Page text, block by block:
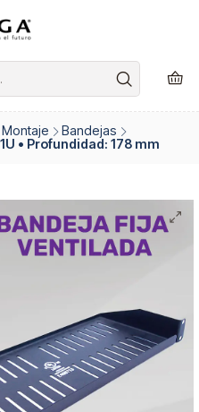
Bandejas
• Profundidad: 178 mm